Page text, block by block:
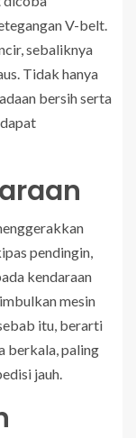
V-belt.
sebaliknya
Tidak hanya
bersih serta
pendingin,
kendaraan
mesin
itu, berarti
berkala, paling
jauh.